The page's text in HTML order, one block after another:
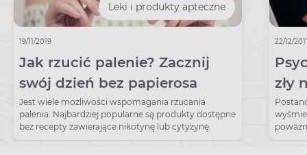
Leki i produkty apteczne
19/11/2019
Jak rzucić palenie? Zacznij
swój dzień bez papierosa
Jest wiele możliwości wspomagania rzucania
palenia. Najbardziej popularne są produkty dostępne
bez recepty zawierające nikotynę lub cytyzynę.
22/12/
zły